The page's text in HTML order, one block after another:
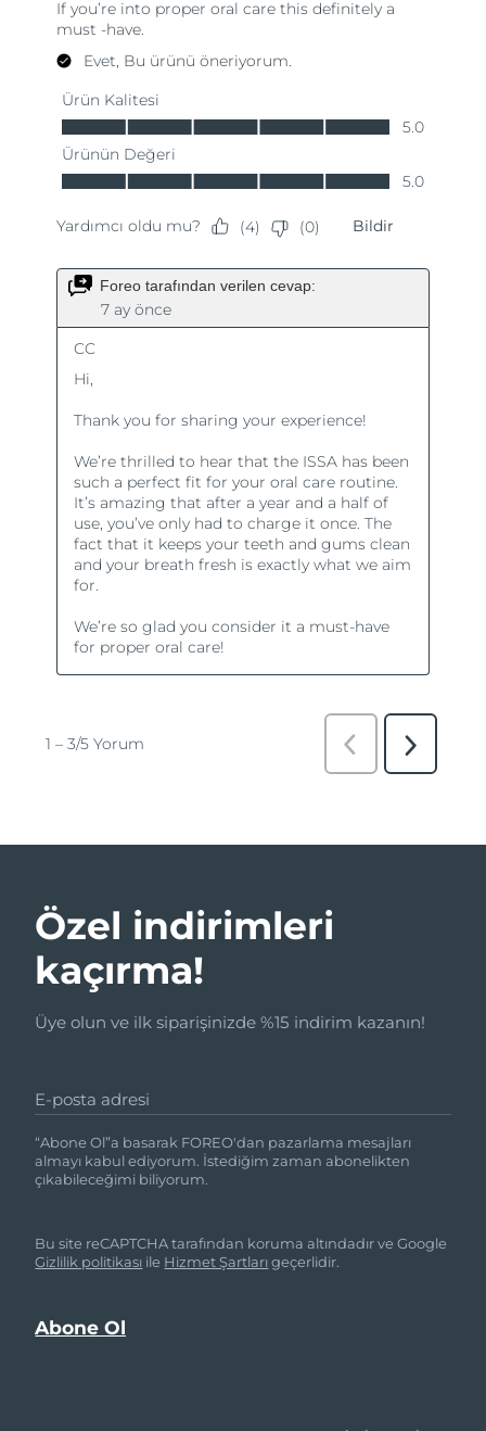
Özel indirimleri
kaçırma!
Üye olun ve ilk siparişinizde %15 indirim kazanın!
E-posta adresi
“Abone Ol”a basarak FOREO'dan pazarlama mesajları
almayı kabul ediyorum. İstediğim zaman abonelikten
çıkabileceğimi biliyorum.
Bu site reCAPTCHA tarafından koruma altındadır ve Google
Gizlilik politikası ile Hizmet Şartlarıgeçerlidir.